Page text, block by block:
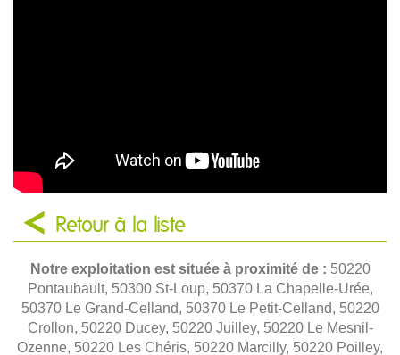
Retour à la liste
Notre exploitation est située à proximité de : 50220
Pontaubault, 50300 St-Loup, 50370 La Chapelle-Urée,
50370 Le Grand-Celland, 50370 Le Petit-Celland, 50220
Crollon, 50220 Ducey, 50220 Juilley, 50220 Le Mesnil-
Ozenne, 50220 Les Chéris, 50220 Marcilly, 50220 Poilley,